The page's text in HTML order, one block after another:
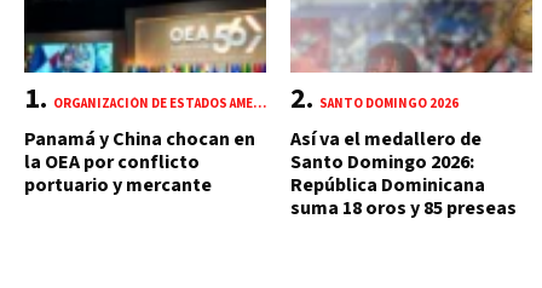
ORGANIZACIÓN DE ESTADOS AMERICANOS (OEA)
Panamá y China chocan en
la OEA por conflicto
portuario y mercante
SANTO DOMINGO 2026
Así va el medallero de
Santo Domingo 2026:
República Dominicana
suma 18 oros y 85 preseas